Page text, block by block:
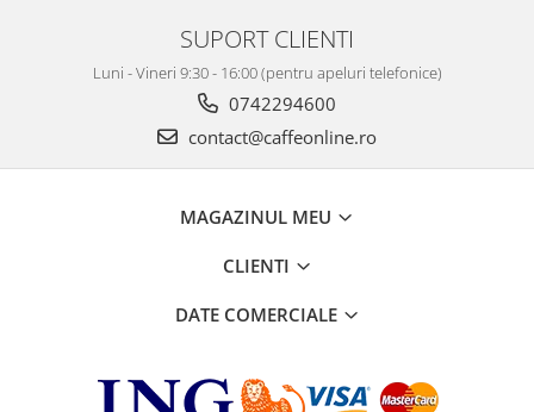
SUPORT CLIENTI
Luni - Vineri 9:30 - 16:00 (pentru apeluri telefonice)
0742294600
contact@caffeonline.ro
MAGAZINUL MEU
CLIENTI
DATE COMERCIALE